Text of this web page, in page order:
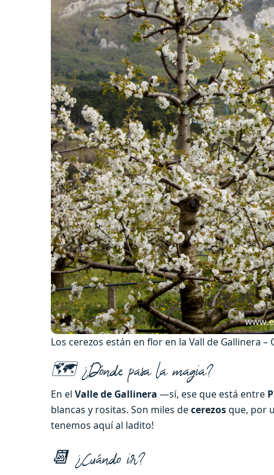
Los cerezos están en flor en la Vall de Gallinera
🗺️ ¿Dónde pasa la magia?
En el Valle de Gallinera —sí, ese que está entre
blancas y rositas. Son miles de cerezosque, por
tenemos aquí al ladito!
📆 ¿Cuándo ir?